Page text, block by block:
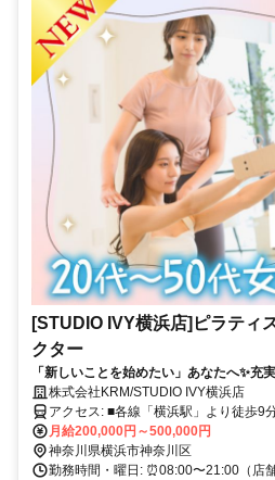
[STUDIO IVY横浜店]ピラティ
クター
「新しいことを始めたい」あなたへ✨充
トラクターデビュー◎週2～・シフト自由
株式会社KRM/STUDIO IVY横浜店
アクセス: ■各線「横浜駅」より徒歩9分
୨୧･･･････････････････････････････････୨୧ 横浜駅チカ◎ 川
小杉・戸塚・関内・桜木町 方面から通
月給200,000円～500,000円
神奈川県横浜市神奈川区
勤務時間・曜日: ⏰08:00〜21:00（店